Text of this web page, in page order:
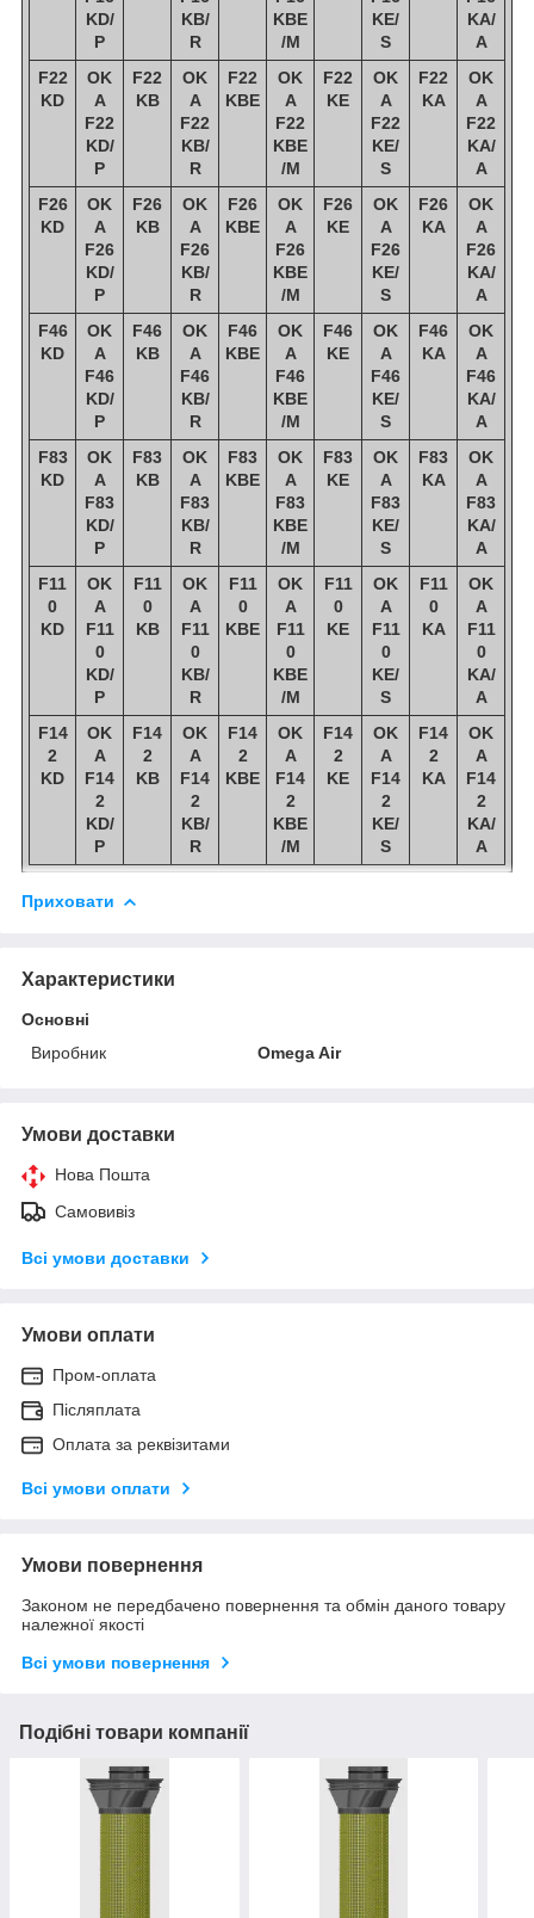
KD/
P
KB/
R
KBE
/M
KE/
S
KA/
A
F22
KD
OK
A
F22
KD/
P
F22
KB
OK
A
F22
KB/
R
F22
KBE
OK
A
F22
KBE
/M
F22
KE
OK
A
F22
KE/
S
F22
KA
OK
A
F22
KA/
A
F26
KD
OK
A
F26
KD/
P
F26
KB
OK
A
F26
KB/
R
F26
KBE
OK
A
F26
KBE
/M
F26
KE
OK
A
F26
KE/
S
F26
KA
OK
A
F26
KA/
A
F46
KD
OK
A
F46
KD/
P
F46
KB
OK
A
F46
KB/
R
F46
KBE
OK
A
F46
KBE
/M
F46
KE
OK
A
F46
KE/
S
F46
KA
OK
A
F46
KA/
A
F83
KD
OK
A
F83
KD/
P
F83
KB
OK
A
F83
KB/
R
F83
KBE
OK
A
F83
KBE
/M
F83
KE
OK
A
F83
KE/
S
F83
KA
OK
A
F83
KA/
A
F11
0
KD
OK
A
F11
0
KD/
P
F11
0
KB
OK
A
F11
0
KB/
R
F11
0
KBE
OK
A
F11
0
KBE
/M
F11
0
KE
OK
A
F11
0
KE/
S
F11
0
KA
OK
A
F11
0
KA/
A
F14
2
KD
OK
A
F14
2
KD/
P
F14
2
KB
OK
A
F14
2
KB/
R
F14
2
KBE
OK
A
F14
2
KBE
/M
F14
2
KE
OK
A
F14
2
KE/
S
F14
2
KA
OK
A
F14
2
KA/
A
Приховати
Характеристики
Основні
Виробник
Omega Air
Умови доставки
Нова Пошта
Самовивіз
Всі умови доставки
Умови оплати
Пром-оплата
Післяплата
Оплата за реквізитами
Всі умови оплати
Умови повернення
Законом не передбачено повернення та обмін даного товару
належної якості
Всі умови повернення
Подібні товари компанії